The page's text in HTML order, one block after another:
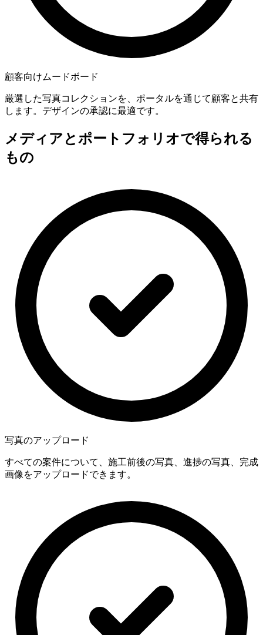
顧客向けムードボード
厳選した写真コレクションを、ポータルを通じて顧客と共有
します。デザインの承認に最適です。
メディアとポートフォリオで得られる
もの
写真のアップロード
すべての案件について、施工前後の写真、進捗の写真、完成
画像をアップロードできます。